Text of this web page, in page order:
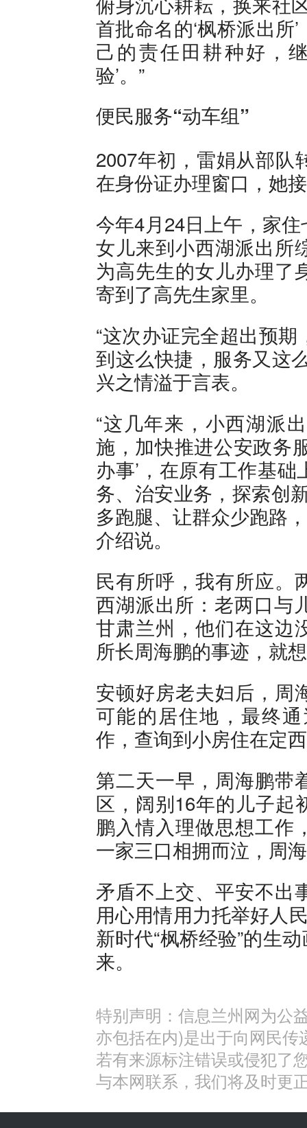
首批命名的‘枫桥派出所
己的责任田耕种好，
验’。”
便民服务“动车组”
2007年初，雷娟从部队
在身份证办理窗口，她
今年4月24日上午，家
女儿来到小西湖派出所
为高先生的女儿办理了
寄到了高先生家里。
“这次办证完全超出预
到这么快捷，服务又这
兴之情溢于言表。
“这几年来，小西湖派
施，加快推进公安政务
办事’，在原有工作基
务、治安业务，探索创
多跑腿、让群众少跑路
介绍说。
民有所呼，我有所应。
西湖派出所：老两口与
甘肃兰州，他们在这边
所长周海鹏的事迹，就
安顿好房老夫妇后，周
可能的居住地，最终
作，查询到小房住在定
第二天一早，周海鹏带
区，阔别16年的儿子起
鹏入情入理做思想工作
一家三口相拥而泣，周
矛盾不上交、平安不出
用心用情用力托举好人
新时代“枫桥经验”的生
来。
特别声明：信息兰州网为公
亦包括在内)是出于向网民
若有来源标注错误或侵犯了
与本网联系，我们将及时更